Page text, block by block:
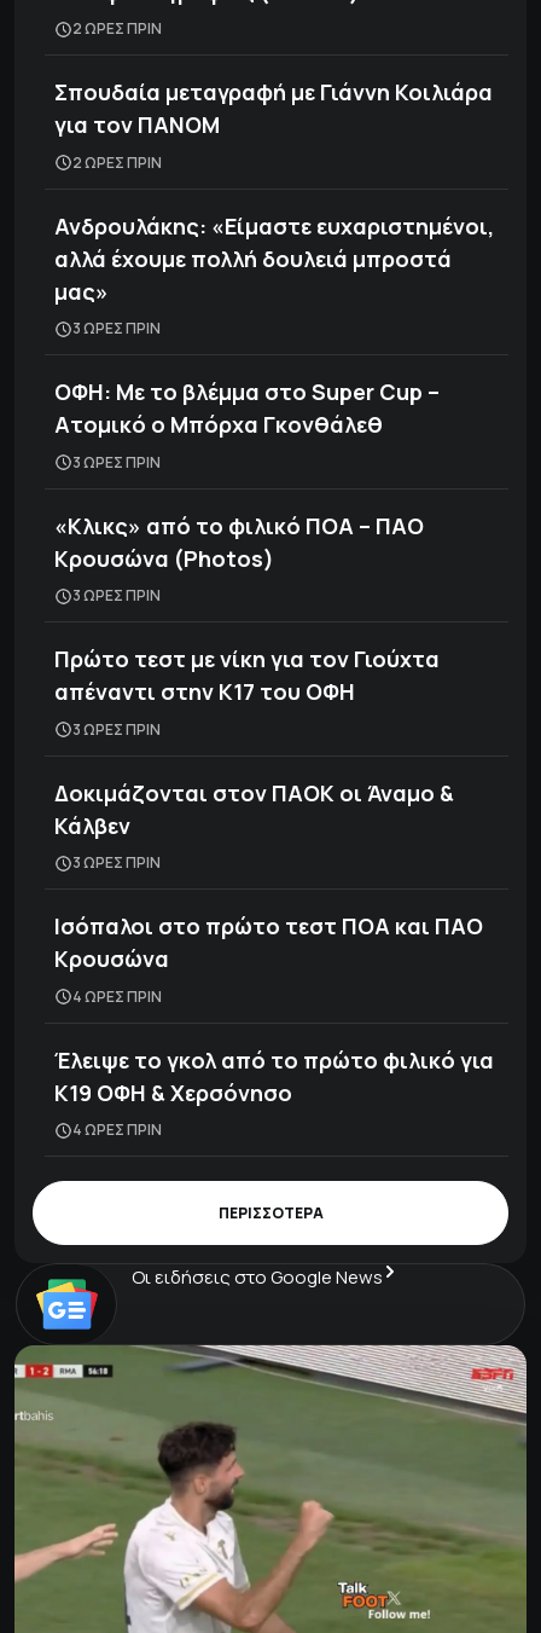
2 ΩΡΕΣ ΠΡΙΝ
Σπουδαία μεταγραφή με Γιάννη Κοιλιάρα
για τον ΠΑΝΟΜ
2 ΩΡΕΣ ΠΡΙΝ
Ανδρουλάκης: «Είμαστε ευχαριστημένοι,
αλλά έχουμε πολλή δουλειά μπροστά
μας»
3 ΩΡΕΣ ΠΡΙΝ
ΟΦΗ: Με το βλέμμα στο Super Cup –
Ατομικό ο Μπόρχα Γκονθάλεθ
3 ΩΡΕΣ ΠΡΙΝ
«Κλικς» από το φιλικό ΠΟΑ – ΠΑΟ
Κρουσώνα (Photos)
3 ΩΡΕΣ ΠΡΙΝ
Πρώτο τεστ με νίκη για τον Γιούχτα
απέναντι στην Κ17 του ΟΦΗ
3 ΩΡΕΣ ΠΡΙΝ
Δοκιμάζονται στον ΠΑΟΚ οι Άναμο &
Κάλβεν
3 ΩΡΕΣ ΠΡΙΝ
Ισόπαλοι στο πρώτο τεστ ΠΟΑ και ΠΑΟ
Κρουσώνα
4 ΩΡΕΣ ΠΡΙΝ
Έλειψε το γκολ από το πρώτο φιλικό για
Κ19 ΟΦΗ & Χερσόνησο
4 ΩΡΕΣ ΠΡΙΝ
ΠΕΡΙΣΣΟΤΕΡΑ
Οι ειδήσεις στο Google News